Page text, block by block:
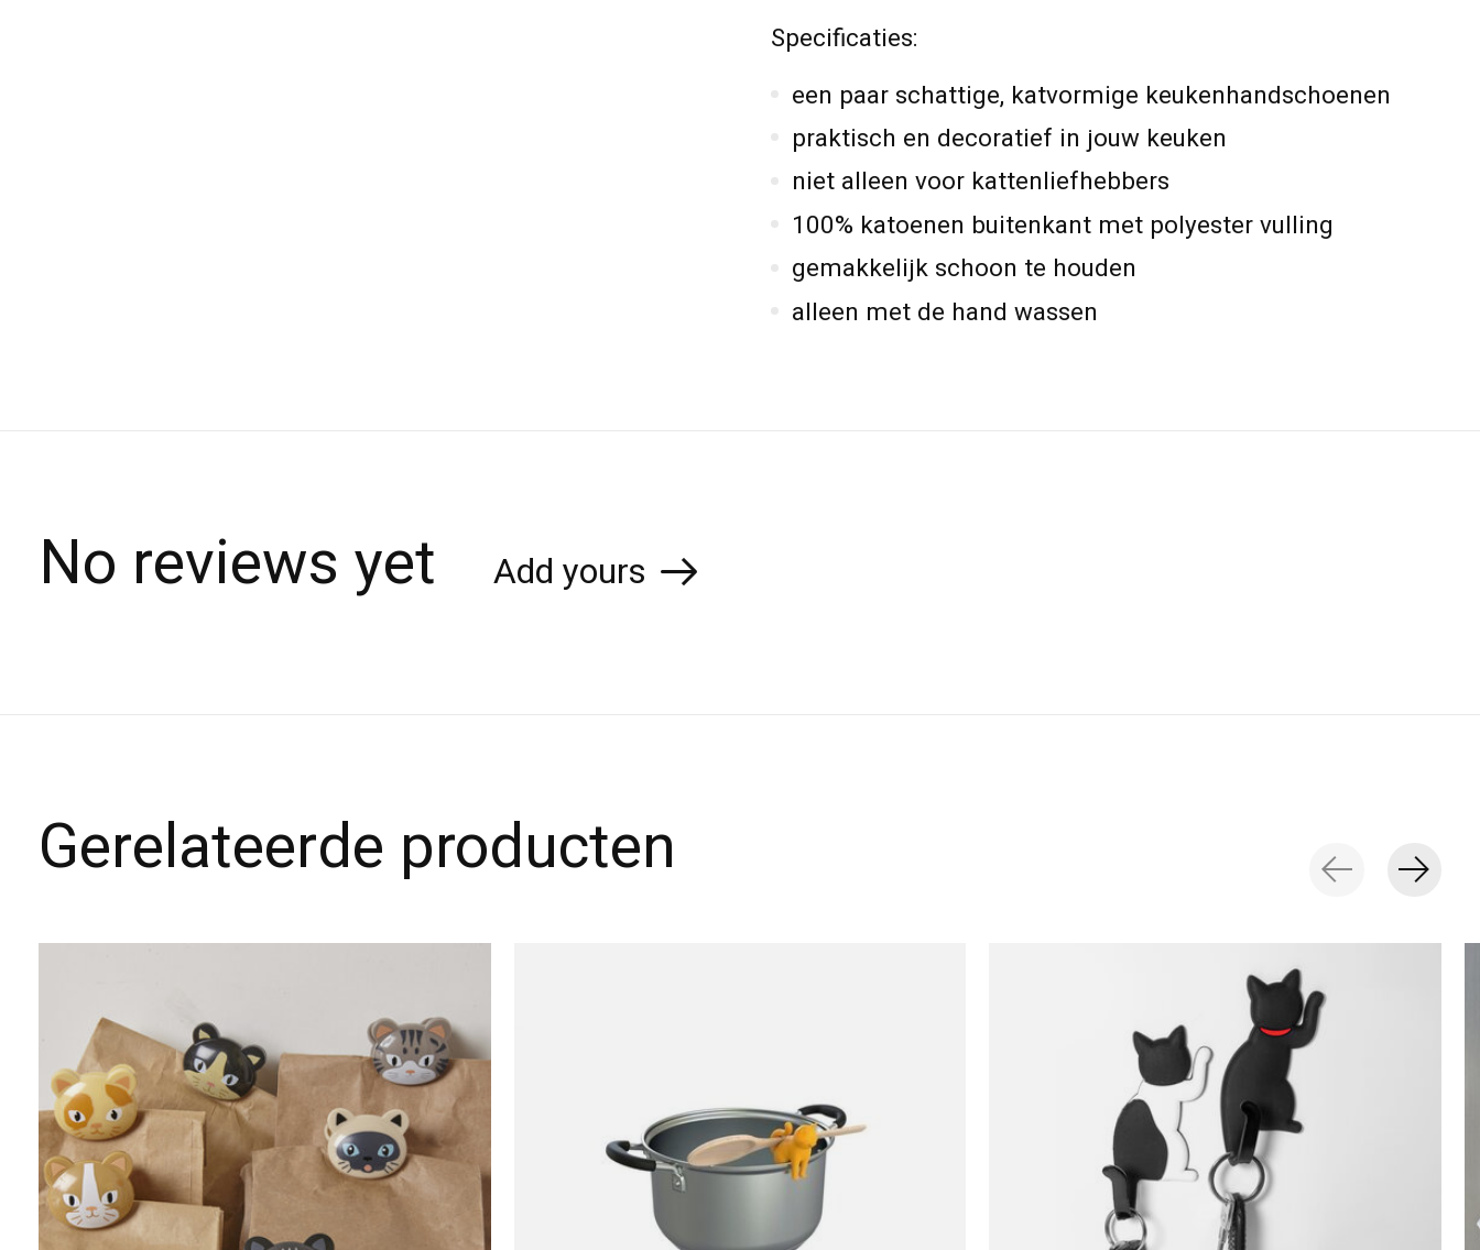
Specificaties:
een paar schattige, katvormige keukenhandschoenen
praktisch en decoratief in jouw keuken
niet alleen voor kattenliefhebbers
100% katoenen buitenkant met polyester vulling
gemakkelijk schoon te houden
alleen met de hand wassen
No reviews yet Add yours
Gerelateerde producten